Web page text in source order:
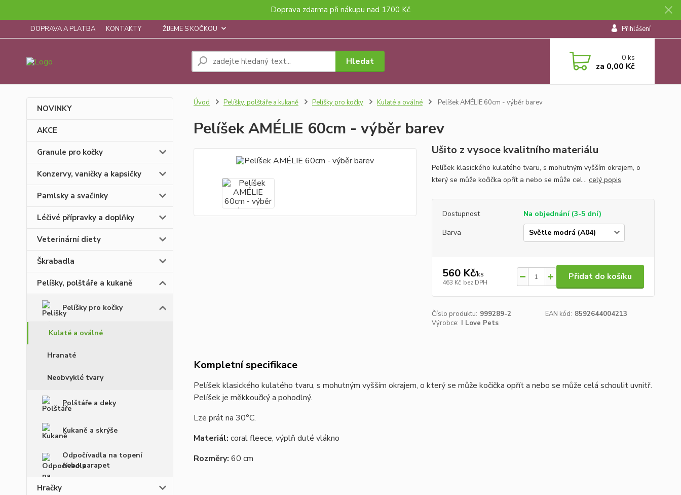
Doprava zdarma při nákupu nad 1700 Kč
DOPRAVA A PLATBA KONTAKTY ŽIJEME S KOČKOU Přihlášení
Hledat 0ks
za 0,00 Kč
NOVINKY
AKCE
Granule pro kočky
Konzervy, vaničky a kapsičky
Pamlsky a svačinky
Léčivé přípravky a doplňky
Veterinární diety
Škrabadla
Pelíšky, polštáře a kukaně
Pelíšky pro kočky
Kulaté a oválné
Hranaté
Neobvyklé tvary
Polštáře a deky
Kukaně a skrýše
Odpočívadla na topení
nebo parapet
Hračky
Úvod Pelíšky, polštáře a kukaně Pelíšky pro kočky Kulaté a oválné Pelíšek AMÉLIE 60cm - výběr barev
Pelíšek AMÉLIE 60cm - výběr barev
Ušito z vysoce kvalitního materiálu
Pelíšek klasického kulatého tvaru, s mohutným vyšším okrajem, o
který se může kočička opřít a nebo se může cel... celý popis
Dostupnost
Na objednání (3-5 dní)
Barva
560 Kč/ks
463 Kč bez DPH
Přidat do košíku
Číslo produktu: 999289-2 EAN kód: 8592644004213
Výrobce: I Love Pets
Kompletní specifikace
Pelíšek klasického kulatého tvaru, s mohutným vyšším okrajem, o který se může kočička opřít a nebo se může celá schoulit uvnitř.
Pelíšek je měkkoučký a pohodlný.
Lze prát na 30°C.
Materiál: coral fleece, výplň duté vlákno
Rozměry: 60 cm